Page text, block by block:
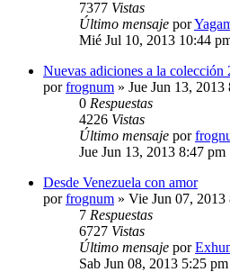
7377 Vistas
Último mensaje por
Mié Jul 10, 2013 10:44
Nuevas adiciones a la colección
porfrognum » Jue Jun 13, 2013
0 Respuestas
4226 Vistas
Último mensaje por
Jue Jun 13, 2013 8:47 pm
Desde Venezuela con amor
porfrognum » Vie Jun 07, 2013
7 Respuestas
6727 Vistas
Último mensaje por
Sab Jun 08, 2013 5:25 pm